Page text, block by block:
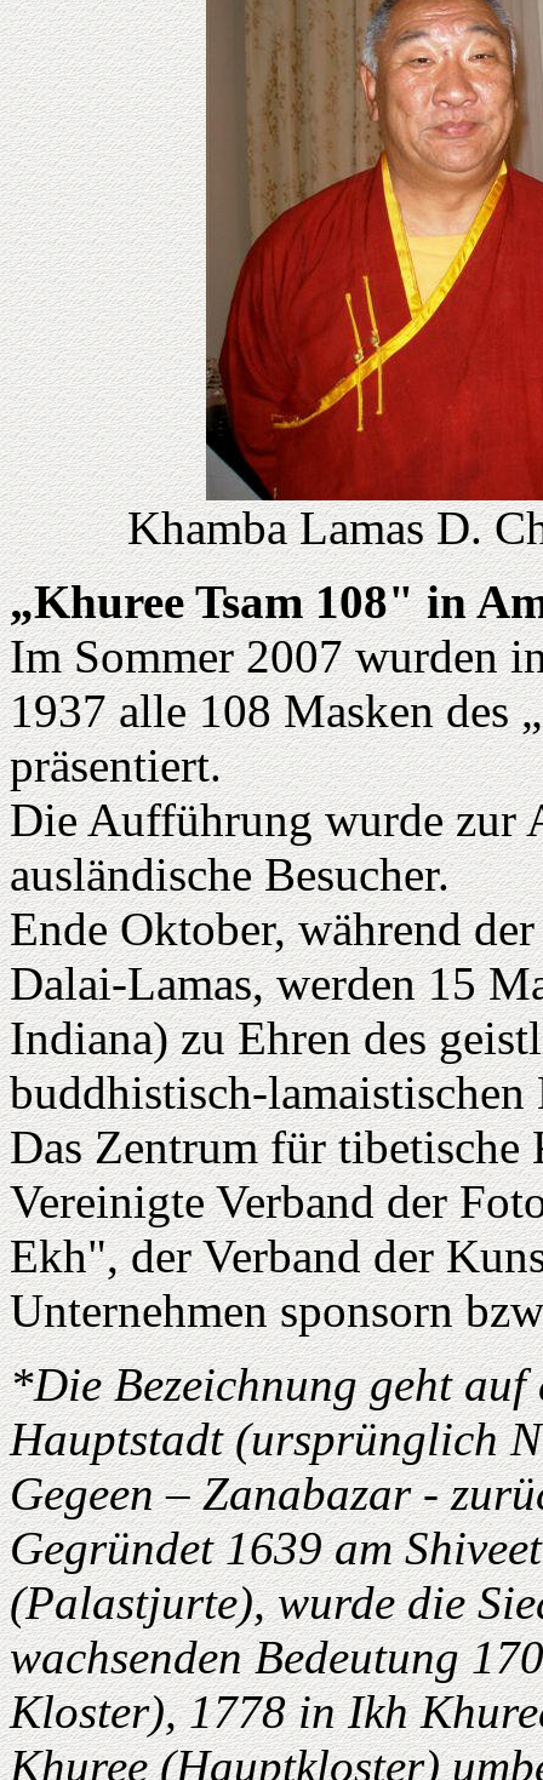
Khamba Lamas D.
„Khuree Tsam 108" in
Im Sommer 2007 wurden
1937 alle 108 Masken des
präsentiert.
Die Aufführung wurde zur
ausländische Besucher.
Ende Oktober, während
Dalai-Lamas, werden 15
Indiana) zu Ehren des
buddhistisch-
Das Zentrum für
Vereinigte Verband der
Ekh", der Verband der
Unternehmen sponsorn
*Die Bezeichnung geht auf
Hauptstadt (ursprünglich
Gegeen – Zanabazar -
Gegründet 1639 am
(Palastjurte), wurde die
wachsenden Bedeutung
Kloster), 1778 in Ikh
Khuree (Hauptkloster)